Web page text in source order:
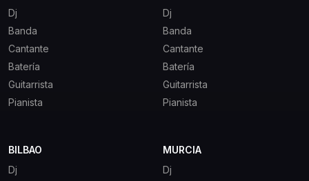
Dj
Banda
Cantante
Batería
Guitarrista
Pianista
Dj
Banda
Cantante
Batería
Guitarrista
Pianista
BILBAO
Dj
MURCIA
Dj